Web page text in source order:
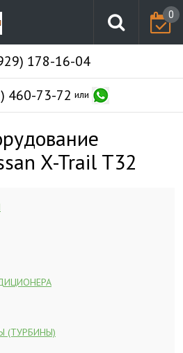
0
178-16-04
460-73-72 или
X-Trail T32
(ТУРБИНЫ)